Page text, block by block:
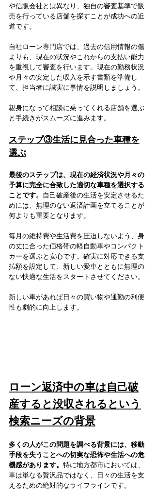
や信販会社とは異なり、独自の審査基準で販
売を行っている店舗を探すことが成功への近
道です。
自社ローン専門店では、過去の信用情報の傷
よりも、現在の状況やこれからの支払い能力
を重視して審査を行います。現在の勤務状況
や月々の安定した収入を示す書類を準備し
て、担当者に誠実に事情を説明しましょう。
親身になって相談に乗ってくれる店舗を選ぶ
と手続きがスムーズに進みます。
ステップ③生活に見合った車種を
選ぶ
最後のステップは、現在の経済状況や月々の
予算に完全に合致した適切な車種を選択する
ことです。
自己破産後の生活を安定させるた
めには、無理のない返済計画を立てることが
何よりも重要となります。
毎月の維持費や生活費を圧迫しないよう、身
の丈に合った価格帯の軽自動車やコンパクト
カーを選ぶと安心です。確実に対応できる支
払額を設定して、新しい愛車とともに無理の
ない快適な生活をスタートさせてください。
新しい車があれば日々の買い物や通勤の利便
性も劇的に向上します。
ローン返済中の車は自己破
産すると没収されるという
検索ニーズの背景
多くの人がこの問題を調べる背景には、移動
手段を失うことへの切実な恐怖や生活への危
機感があります。 特に地方都市においては、
車は単なる贅沢品ではなく、日々の生活を支
えるための絶対的なライフラインです。